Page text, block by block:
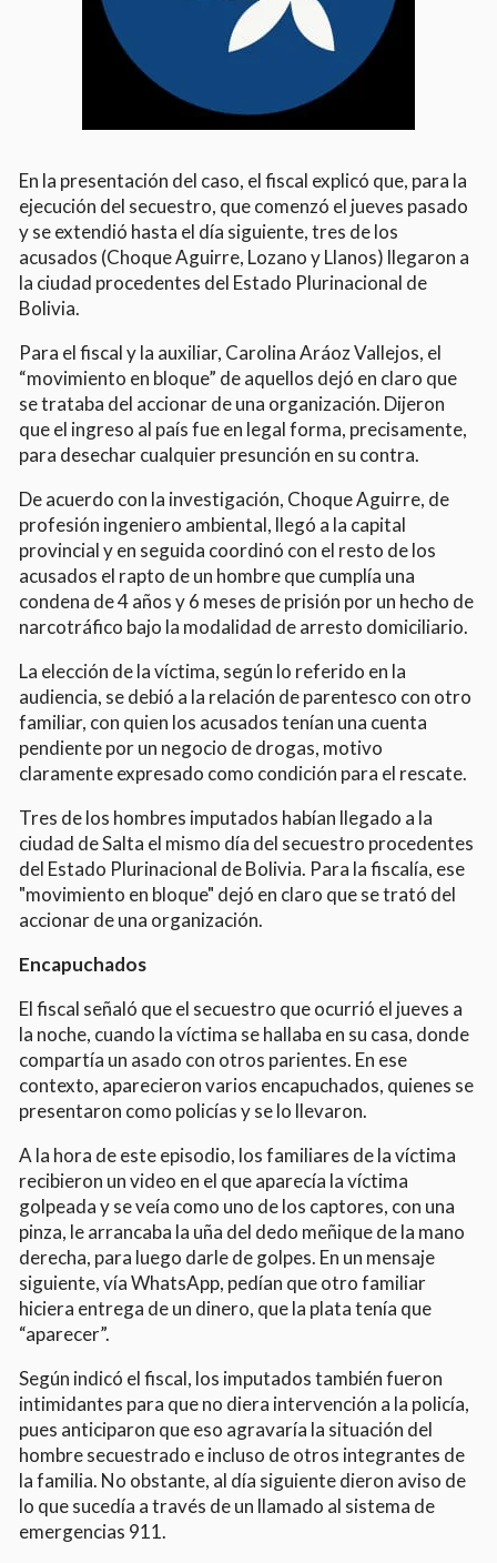
En la presentación del caso, el fiscal explicó que, para la
ejecución del secuestro, que comenzó el jueves pasado
y se extendió hasta el día siguiente, tres de los
acusados (Choque Aguirre, Lozano y Llanos) llegaron a
la ciudad procedentes del Estado Plurinacional de
Bolivia.
Para el fiscal y la auxiliar, Carolina Aráoz Vallejos, el
“movimiento en bloque” de aquellos dejó en claro que
se trataba del accionar de una organización. Dijeron
que el ingreso al país fue en legal forma, precisamente,
para desechar cualquier presunción en su contra.
De acuerdo con la investigación, Choque Aguirre, de
profesión ingeniero ambiental, llegó a la capital
provincial y en seguida coordinó con el resto de los
acusados el rapto de un hombre que cumplía una
condena de 4 años y 6 meses de prisión por un hecho de
narcotráfico bajo la modalidad de arresto domiciliario.
La elección de la víctima, según lo referido en la
audiencia, se debió a la relación de parentesco con otro
familiar, con quien los acusados tenían una cuenta
pendiente por un negocio de drogas, motivo
claramente expresado como condición para el rescate.
Tres de los hombres imputados habían llegado a la
ciudad de Salta el mismo día del secuestro procedentes
del Estado Plurinacional de Bolivia. Para la fiscalía, ese
"movimiento en bloque" dejó en claro que se trató del
accionar de una organización.
Encapuchados
El fiscal señaló que el secuestro que ocurrió el jueves a
la noche, cuando la víctima se hallaba en su casa, donde
compartía un asado con otros parientes. En ese
contexto, aparecieron varios encapuchados, quienes se
presentaron como policías y se lo llevaron.
A la hora de este episodio, los familiares de la víctima
recibieron un video en el que aparecía la víctima
golpeada y se veía como uno de los captores, con una
pinza, le arrancaba la uña del dedo meñique de la mano
derecha, para luego darle de golpes. En un mensaje
siguiente, vía WhatsApp, pedían que otro familiar
hiciera entrega de un dinero, que la plata tenía que
“aparecer”.
Según indicó el fiscal, los imputados también fueron
intimidantes para que no diera intervención a la policía,
pues anticiparon que eso agravaría la situación del
hombre secuestrado e incluso de otros integrantes de
la familia. No obstante, al día siguiente dieron aviso de
lo que sucedía a través de un llamado al sistema de
emergencias 911.